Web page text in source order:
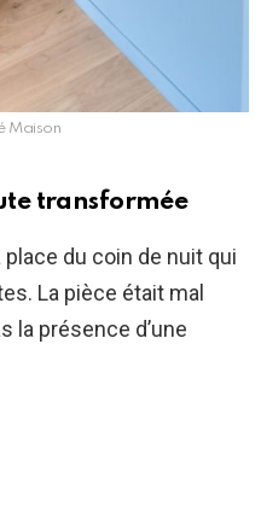
Maison
transformée
place du coin de nuit qui
La pièce était mal
la présence d’une